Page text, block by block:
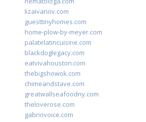
lizaivanov.com
guesttinyhomes.com
home-plow-by-meyer.com
palatelatincuisine.com
blackdoglegacy.com
eatvivahouston.com
thebigshowok.com
chimeandstave.com
greatwallseafoodny.com
theloverose.com
gabriovoice.com